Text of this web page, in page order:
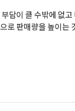
담이 클 수밖에 없
판매량을 높이는